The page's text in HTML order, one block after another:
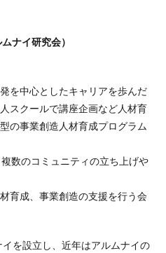
ナイ研究会）
を中心としたキャリアを歩んだ
スクールで講座企画など人材育
の事業創造人材育成プログラム
数のコミュニティの立ち上げや
育成、事業創造の支援を行う会
を設立し、近年はアルムナイの